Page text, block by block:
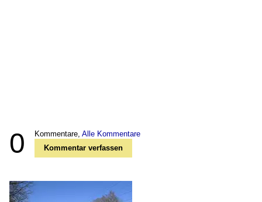
0 Kommentare, Alle Kommentare
Kommentar verfassen